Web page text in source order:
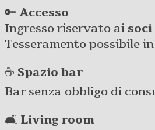
🔑 Accesso
Ingresso riservato ai soci
Tesseramento possibile
☕ Spazio bar
Bar senza obbligo di
🛋️ Living room